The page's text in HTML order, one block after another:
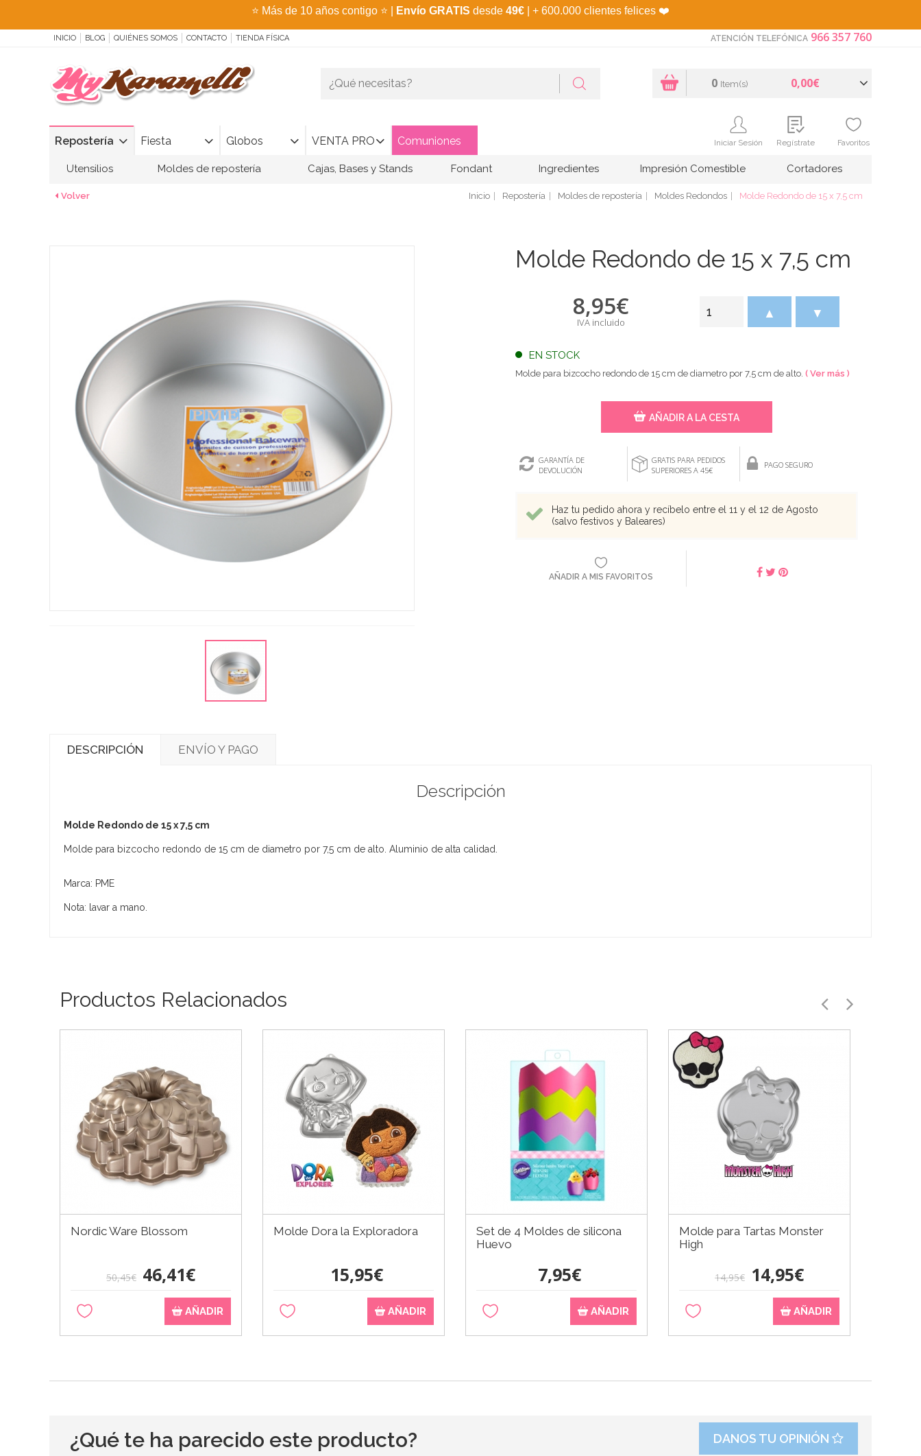
⭐ Más de 10 años contigo ⭐ Envío GRATIS desde 49€ | + 600.000 clientes felices ❤️
INICIO BLOG QUIÉNES SOMOS CONTACTO TIENDA FÍSICA ATENCIÓN TELEFÓNICA 966 357 760
Repostería Fiesta Globos VENTA PRO Comuniones
0 Item(s) 0,00€
Iniciar Sesión Regístrate Favoritos
Utensilios Moldes de repostería Cajas, Bases y Stands Fondant Ingredientes Impresión Comestible Cortadores
Volver Inicio Repostería Moldes de repostería Moldes Redondos Molde Redondo de 15 x 7,5 cm
Molde Redondo de 15 x 7,5 cm
8,95€
IVA incluido
EN STOCK
▲ ▼
Molde para bizcocho redondo de 15 cm de diametro por 7,5 cm de alto. ( Ver más )
AÑADIR A LA CESTA
GARANTÍA DE
DEVOLUCIÓN
GRATIS PARA PEDIDOS
SUPERIORES A 45€
PAGO SEGURO
Haz tu pedido ahora y recíbelo entre el 11 y el 12 de Agosto
(salvo festivos y Baleares)
AÑADIR A MIS FAVORITOS
DESCRIPCIÓN ENVÍO Y PAGO
Descripción
Molde Redondo de 15 x 7,5 cm
Molde para bizcocho redondo de 15 cm de diametro por 7,5 cm de alto. Aluminio de alta calidad.
Marca: PME
Nota: lavar a mano.
Productos Relacionados
Nordic Ware Blossom
50,45€ 46,41€
AÑADIR
Molde Dora la Exploradora
15,95€
AÑADIR
Set de 4 Moldes de silicona
Huevo
7,95€
AÑADIR
Molde para Tartas Monster
High
14,95€ 14,95€
AÑADIR
¿Qué te ha parecido este producto? DANOS TU OPINIÓN